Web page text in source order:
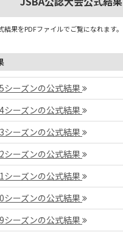
果をPDFファイルでご覧になれます。
シーズンの公式結果
シーズンの公式結果
シーズンの公式結果
シーズンの公式結果
シーズンの公式結果
シーズンの公式結果
シーズンの公式結果